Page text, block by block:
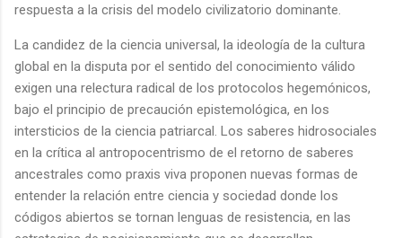
respuesta a la crisis del modelo civilizatorio dominante.
La candidez de la ciencia universal, la ideología de la cultura
global en la disputa por el sentido del conocimiento válido
exigen una relectura radical de los protocolos hegemónicos,
bajo el principio de precaución epistemológica, en los
intersticios de la ciencia patriarcal. Los saberes hidrosociales
en la crítica al antropocentrismo de el retorno de saberes
ancestrales como praxis viva proponen nuevas formas de
entender la relación entre ciencia y sociedad donde los
códigos abiertos se tornan lenguas de resistencia, en las